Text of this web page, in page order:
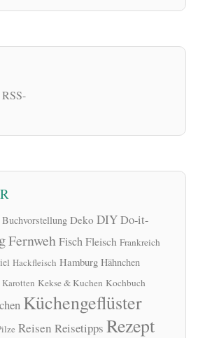
Buchvorstellung Deko DIYDo-it-
FernwehFischFleisch Frankreich
Hackfleisch Hamburg Hähnchen
Karotten Kekse & Kuchen Kochbuch
Küchengeflüster
Reisen Reisetipps Rezept